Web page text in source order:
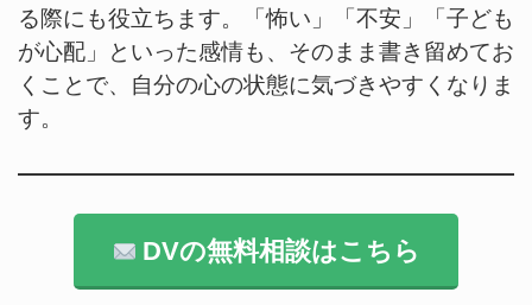
る際にも役立ちます。「怖い」「不安」「子ども
が心配」といった感情も、そのまま書き留めてお
くことで、自分の心の状態に気づきやすくなりま
す。
DVの無料相談はこちら